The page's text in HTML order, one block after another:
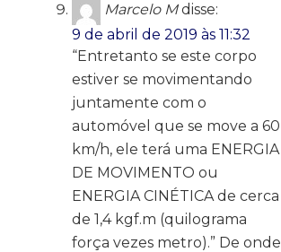
Marcelo M disse:
9 de abril de 2019 às 11:32
“Entretanto se este corpo
estiver se movimentando
juntamente com o
automóvel que se move a 60
km/h, ele terá uma ENERGIA
DE MOVIMENTO ou
ENERGIA CINÉTICA de cerca
de 1,4 kgf.m (quilograma
força vezes metro).” De onde